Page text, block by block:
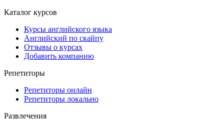
Каталог курсов
Курсы английского языка
Английский по скайпу
Отзывы о курсах
Добавить компанию
Репетиторы
Репетиторы онлайн
Репетиторы локально
Развлечения